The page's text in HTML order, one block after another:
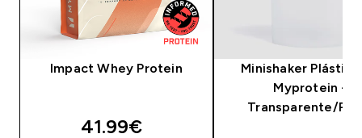
Impact Whey Protein
discounted price
41.99€‎
Minishaker
Myprotein -
Transparente/